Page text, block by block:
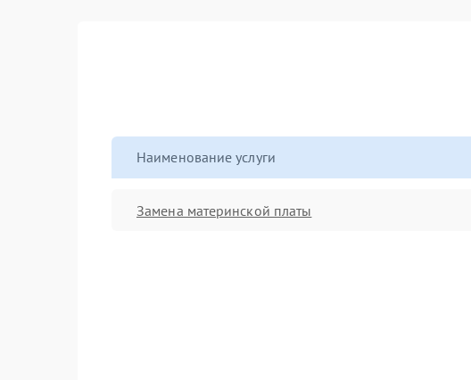
Наименование услуги
Замена материнской платы